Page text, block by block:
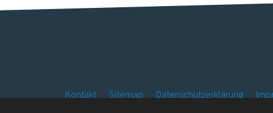
Kontakt Sitemap Datenschutzerklärung